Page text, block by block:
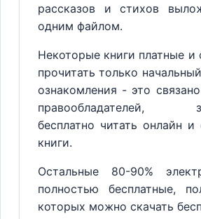
рассказов и стихов
одним файлом.
Некоторые книги платные
прочитать только
ознакомления - это
правообладателей,
бесплатно читать онлайн и
книги.
Остальные 80-90%
полностью бесплатные,
которых можно скачать